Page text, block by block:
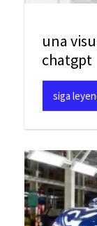
una
chatgpt
siga